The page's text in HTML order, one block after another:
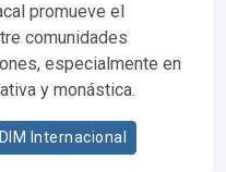
promueve el
comunidades
especialmente en
y monástica.
DIM Internacional